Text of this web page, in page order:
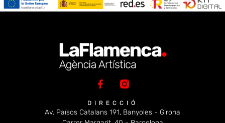
DIRECCIÓ
Av. Països Catalans 191, Banyoles - Girona